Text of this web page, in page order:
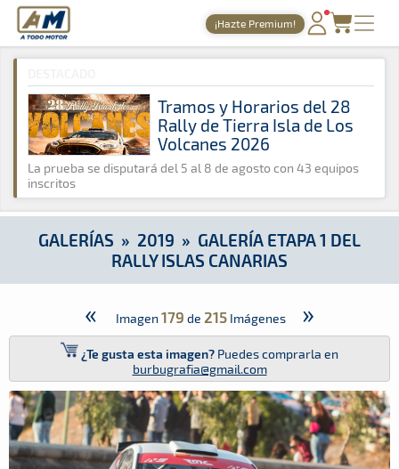
A Todo Motor · Revista del motor desde 1999
¡Hazte Premium!
PORTADA
TIEMPOS ONLINE
NOTICIAS
AGENDA
GALERÍAS
TIENDA
A Todo Motor » Galerías » 2019 » Galería Etapa 1 del Rally
Tramos y Horarios del 28
Rally de Tierra Isla de Los
Volcanes 2026
La prueba se disputará del 5 al 8 de agosto con 43 equipos
inscritos
GALERÍAS » 2019 » GALERÍA ETAPA 1 DEL
RALLY ISLAS CANARIAS
« Imagen 179 de 215 Imágenes »
¿Te gusta esta imagen? Puedes comprarla en
burbugrafia@gmail.com